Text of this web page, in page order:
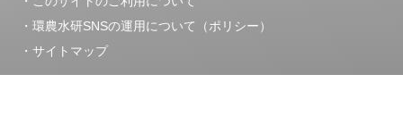
環農水研SNSの運用について（ポリシー）
サイトマップ